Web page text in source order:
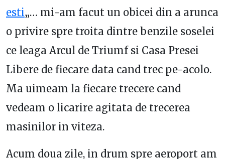
esti„… mi-am facut un obicei din a arunca
o privire spre troita dintre benzile soselei
ce leaga Arcul de Triumf si Casa Presei
Libere de fiecare data cand trec pe-acolo.
Ma uimeam la fiecare trecere cand
vedeam o licarire agitata de trecerea
masinilor in viteza.
Acum doua zile, in drum spre aeroport am